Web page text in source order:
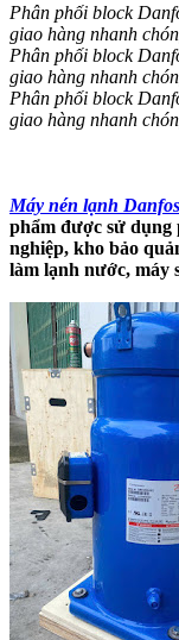
Phân phối block
giao hàng nhanh
Phân phối block
giao hàng nhanh
Phân phối block
giao hàng nhanh
Máy nén lạnh
phẩm được sử dụng
nghiệp, kho bảo
làm lạnh nước, máy